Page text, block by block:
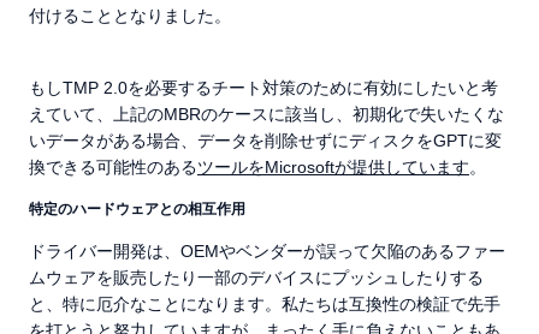
付けることとなりました。
もしTMP 2.0を必要するチート対策のために有効にしたいと考
えていて、上記のMBRのケースに該当し、初期化で失いたくな
いデータがある場合、データを削除せずにディスクをGPTに変
換できる可能性のあるツールをMicrosoftが提供しています。
特定のハードウェアとの相互作用
ドライバー開発は、OEMやベンダーが誤って欠陥のあるファー
ムウェアを販売したり一部のデバイスにプッシュしたりする
と、特に厄介なことになります。私たちは互換性の検証で先手
を打とうと努力していますが、まったく手に負えないこともあ